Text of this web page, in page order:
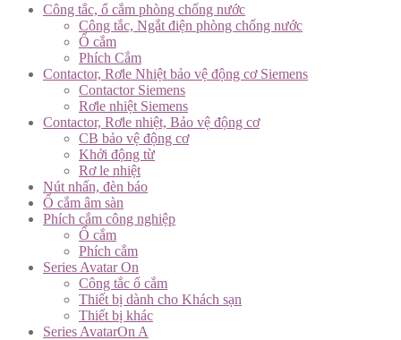
Công tắc, ổ cắm phòng chống nước
Công tắc, Ngắt điện phòng chống nước
Ổ cắm
Phích Cắm
Contactor, Rơle Nhiệt bảo vệ động cơ Siemens
Contactor Siemens
Rơle nhiệt Siemens
Contactor, Rơle nhiệt, Bảo vệ động cơ
CB bảo vệ động cơ
Khởi động từ
Rơ le nhiệt
Nút nhấn, đèn báo
Ổ cắm âm sàn
Phích cắm công nghiệp
Ổ cắm
Phích cắm
Series Avatar On
Công tắc ổ cắm
Thiết bị dành cho Khách sạn
Thiết bị khác
Series AvatarOn A